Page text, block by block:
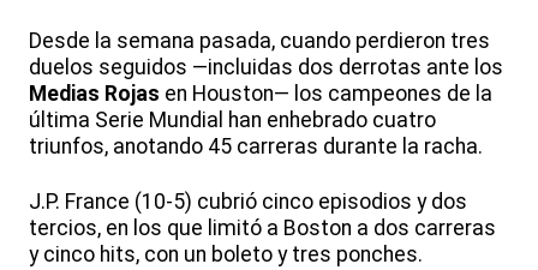
Desde la semana pasada, cuando perdieron tres
duelos seguidos —incluidas dos derrotas ante los
Medias Rojas en Houston— los campeones de la
última Serie Mundial han enhebrado cuatro
triunfos, anotando 45 carreras durante la racha.
J.P. France (10-5) cubrió cinco episodios y dos
tercios, en los que limitó a Boston a dos carreras
y cinco hits, con un boleto y tres ponches.